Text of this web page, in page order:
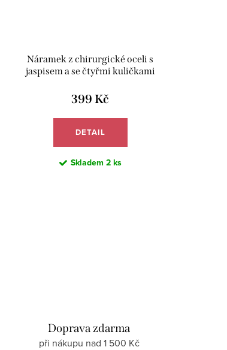
Náramek z chirurgické oceli s
jaspisem a se čtyřmi kuličkami
399 Kč
DETAIL
Skladem 2 ks
Doprava zdarma
při nákupu nad 1 500 Kč